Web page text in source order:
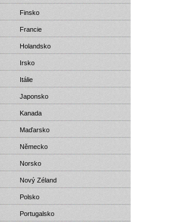
Finsko
Francie
Holandsko
Irsko
Itálie
Japonsko
Kanada
Maďarsko
Německo
Norsko
Nový Zéland
Polsko
Portugalsko